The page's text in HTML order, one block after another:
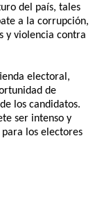
del país, tales
a la corrupción,
y violencia contra
electoral,
de
los candidatos.
ser intenso y
los electores